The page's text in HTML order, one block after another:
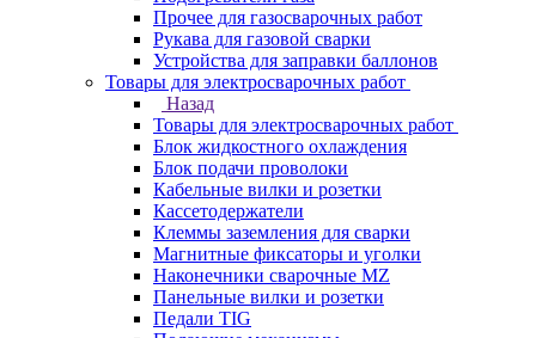
Прочее для газосварочных работ
Рукава для газовой сварки
Устройства для заправки баллонов
Товары для электросварочных работ
Назад
Товары для электросварочных работ
Блок жидкостного охлаждения
Блок подачи проволоки
Кабельные вилки и розетки
Кассетодержатели
Клеммы заземления для сварки
Магнитные фиксаторы и уголки
Наконечники сварочные MZ
Панельные вилки и розетки
Педали TIG